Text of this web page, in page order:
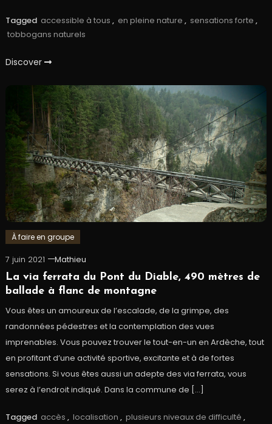
Tagged accessible à tous , en pleine nature , sensations forte ,
tobbogans naturels
Discover
À faire en groupe
7 juin 2021
Mathieu
La via ferrata du Pont du Diable, 490 mètres de
ballade à flanc de montagne
Vous êtes un amoureux de l’escalade, de la grimpe, des
randonnées pédestres et la contemplation des vues
imprenables. Vous pouvez trouver le tout-en-un en Ardèche, tout
en profitant d’une activité sportive, excitante et à de fortes
sensations. Si vous êtes aussi un adepte des via ferrata, vous
serez à l’endroit indiqué. Dans la commune de […]
Tagged accès , localisation , plusieurs niveaux de difficulté ,